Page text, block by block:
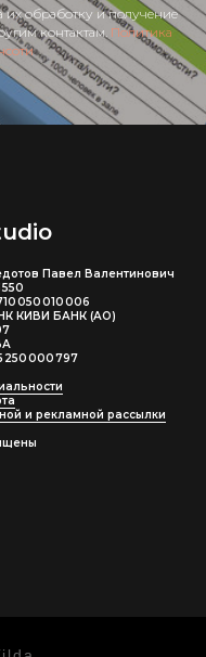
их обработку и получение
контактам. Политика
Павел Валентинович
550
050 010 006
КИВИ БАНК (АО)
250 000 797
и рекламной рассылки